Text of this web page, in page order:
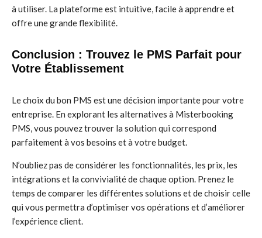
à utiliser. La plateforme est intuitive, facile à apprendre et
offre une grande flexibilité.
Conclusion : Trouvez le PMS Parfait pour
Votre Établissement
Le choix du bon PMS est une décision importante pour votre
entreprise. En explorant les alternatives à Misterbooking
PMS, vous pouvez trouver la solution qui correspond
parfaitement à vos besoins et à votre budget.
N’oubliez pas de considérer les fonctionnalités, les prix, les
intégrations et la convivialité de chaque option. Prenez le
temps de comparer les différentes solutions et de choisir celle
qui vous permettra d’optimiser vos opérations et d’améliorer
l’expérience client.